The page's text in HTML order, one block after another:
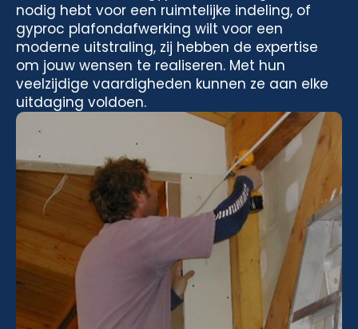
nodig hebt voor een ruimtelijke indeling, of
gyproc plafondafwerking wilt voor een
moderne uitstraling, zij hebben de expertise
om jouw wensen te realiseren. Met hun
veelzijdige vaardigheden kunnen ze aan elke
uitdaging voldoen.